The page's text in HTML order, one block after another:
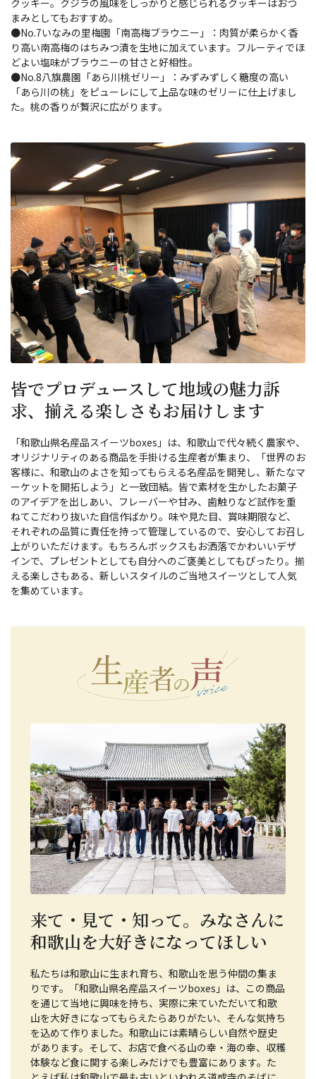
まみとしてもおすすめ。
●No.7いなみの里梅園「南高梅ブラウニー」：肉質が柔らかく香
り高い南高梅のはちみつ漬を生地に加えています。フルーティでほ
どよい塩味がブラウニーの甘さと好相性。
●No.8八旗農園「あら川桃ゼリー」：みずみずしく糖度の高い
「あら川の桃」をピューレにして上品な味のゼリーに仕上げまし
た。桃の香りが贅沢に広がります。
皆でプロデュースして地域の魅力訴
求、揃える楽しさもお届けします
「和歌山県名産品スイーツboxes」は、和歌山で代々続く農家や、
オリジナリティのある商品を手掛ける生産者が集まり、「世界のお
客様に、和歌山のよさを知ってもらえる名産品を開発し、新たなマ
ーケットを開拓しよう」と一致団結。皆で素材を生かしたお菓子
のアイデアを出しあい、フレーバーや甘み、歯触りなど試作を重
ねてこだわり抜いた自信作ばかり。味や見た目、賞味期限など、
それぞれの品質に責任を持って管理しているので、安心してお召し
上がりいただけます。もちろんボックスもお洒落でかわいいデザ
インで、プレゼントとしても自分へのご褒美としてもぴったり。揃
える楽しさもある、新しいスタイルのご当地スイーツとして人気
を集めています。
来て・見て・知って。みなさんに
和歌山を大好きになってほしい
私たちは和歌山に生まれ育ち、和歌山を思う仲間の集ま
りです。「和歌山県名産品スイーツboxes」は、この商品
を通じて当地に興味を持ち、実際に来ていただいて和歌
山を大好きになってもらえたらありがたい、そんな気持ち
を込めて作りました。和歌山には素晴らしい自然や歴史
があります。そして、お店で食べる山の幸・海の幸、収穫
体験など食に関する楽しみだけでも豊富にあります。た